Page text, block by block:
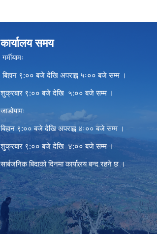
कार्यालय समय
गर्मीयामः
बिहान ९:०० बजे देखि अपराह्न ५ः०० बजे सम्म ।
शुक्रबार ९:०० बजे देखि ५:०० बजे सम्म ।
जाडोयामः
बिहान ९:०० बजे देखि अपराह्न ४ः०० बजे सम्म ।
शुक्रबार ९:०० बजे देखि ४:०० बजे सम्म ।
सार्बजनिक बिदाको दिनमा कार्यालय बन्द रहने छ ।